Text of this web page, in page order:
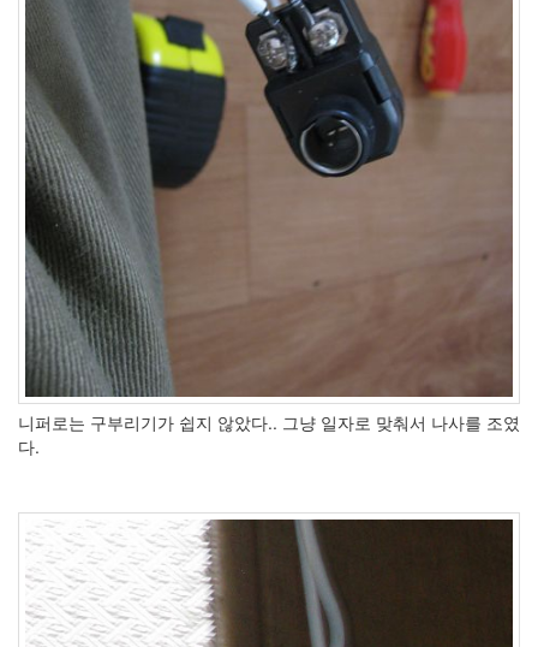
니퍼로는 구부리기가 쉽지 않았다.. 그냥 일자로 맞춰서 나사를 조였
다.